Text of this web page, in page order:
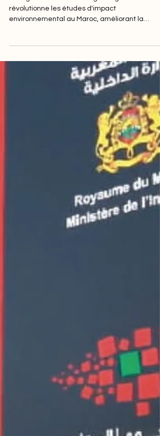
environnemental au
Maroc
révolutionne les études d'impact
précision et l'efficacité